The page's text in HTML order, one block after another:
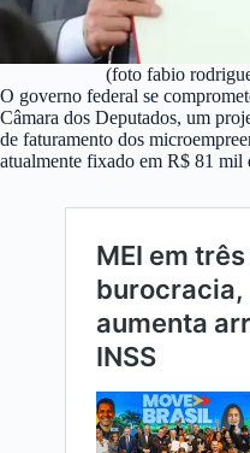
(foto fabio
O governo federal se
Câmara dos Deputados, um
de faturamento dos
atualmente fixado em R$ 81 mil